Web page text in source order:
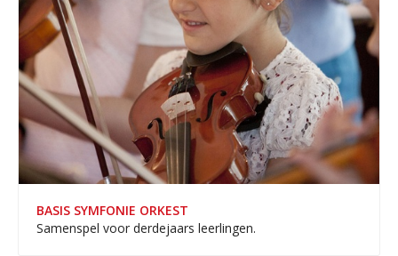
BASIS SYMFONIE ORKEST
Samenspel voor derdejaars leerlingen.